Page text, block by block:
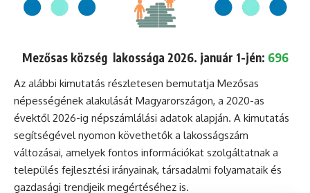
Mezősas község lakossága 2026. január 1-jén: 696
Az alábbi kimutatás részletesen bemutatja Mezősas
népességének alakulását Magyarországon, a 2020-as
évektől 2026-ig népszámlálási adatok alapján. A kimutatás
segítségével nyomon követhetők a lakosságszám
változásai, amelyek fontos információkat szolgáltatnak a
település fejlesztési irányainak, társadalmi folyamataik és
gazdasági trendjeik megértéséhez is.